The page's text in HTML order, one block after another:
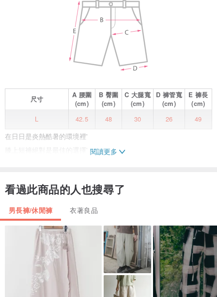
尺寸 A 腰圍
(cm)
B 臀圍
(cm)
C 大腿寬
(cm)
D 褲管寬
(cm)
E褲長
(cm)
L
42.5 48 30 26 49
在日日是炎熱酷暑的環境裡'
膝上短褲絕對是最佳的選擇'
有型舒適又不悶熱
............................................................................................
Material: Cotton 65% Polyester 35%
Size: M / L / XL尺寸不合皆可退換貨'請安心選購
Price:NT.2280
Made in Taiwan
............................................................................................
閱讀更多
看過此商品的人也搜尋了
男長褲/休閒褲 衣著良品